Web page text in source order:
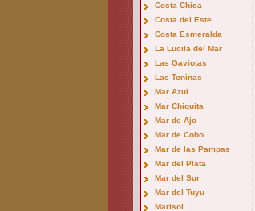
Costa Chica
Costa del Este
Costa Esmeralda
La Lucila del Mar
Las Gaviotas
Las Toninas
Mar Azul
Mar Chiquita
Mar de Ajo
Mar de Cobo
Mar de las Pampas
Mar del Plata
Mar del Sur
Mar del Tuyu
Marisol